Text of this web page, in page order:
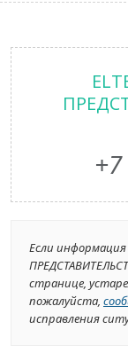
Если информация
странице,
пожалуйста,
исправления